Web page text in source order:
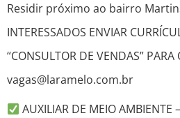
Residir próximo ao bairro
INTERESSADOS ENVIAR
“CONSULTOR DE VENDAS” PARA
vagas@laramelo.com.br
AUXILIAR DE MEIO AMBIENTE